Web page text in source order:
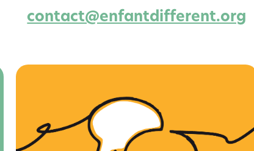
contact@enfantdifferent.org